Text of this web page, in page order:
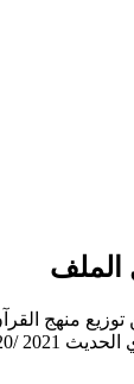
الملف
(المستوى الأول) نظام مقررات للفصل
2021 /2020